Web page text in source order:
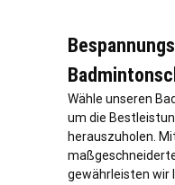
Wähle unseren
um die
herauszuholen.
gewährleisten wir